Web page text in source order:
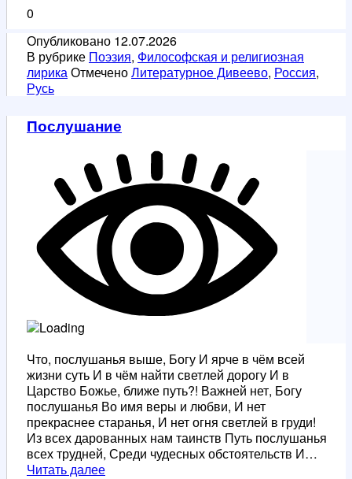
ап.
Петру
и
0
Опубликовано 12.07.2026
В рубрике Поэзия, Философская и религиозная
лирикаОтмеченоЛитературное Дивеево, Россия,
Русь
Послушание
Что, послушанья выше, Богу И ярче в чём всей
жизни суть И в чём найти светлей дорогу И в
Царство Божье, ближе путь?! Важней нет, Богу
послушанья Во имя веры и любви, И нет
прекраснее старанья, И нет огня светлей в груди!
Из всех дарованных нам таинств Путь послушанья
всех трудней, Среди чудесных обстоятельств И…
Читать далееПослушание